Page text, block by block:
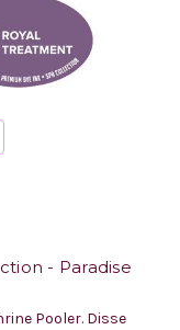
- Paradise
Pooler. Disse